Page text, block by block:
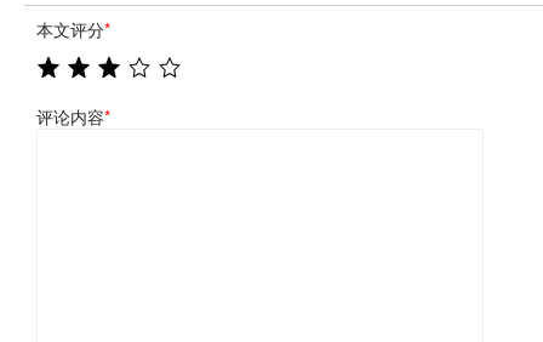
本文评分*
评论内容*